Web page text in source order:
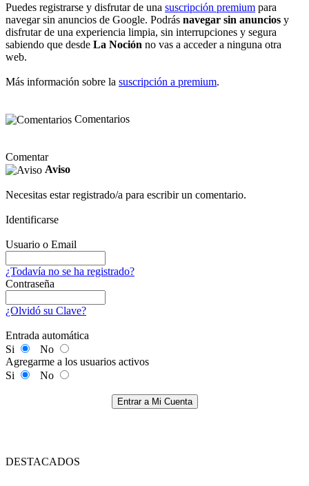
Puedes registrarse y disfrutar de una suscripción premium para
navegar sin anuncios de Google. Podrás navegar sin anuncios y
disfrutar de una experiencia limpia, sin interrupciones y segura
sabiendo que desde La Noción no vas a acceder a ninguna otra
web.
Más información sobre la suscripción a premium.
Comentarios
Comentar
Aviso
Necesitas estar registrado/a para escribir un comentario.
Identificarse
Usuario o Email
¿Todavía no se ha registrado?
Contraseña
¿Olvidó su Clave?
Entrada automática
Si
No
Agregarme a los usuarios activos
Si
No
Entrar a Mi Cuenta
DESTACADOS